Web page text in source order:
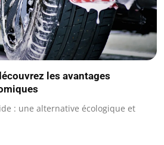
les avantages
: une alternative écologique et